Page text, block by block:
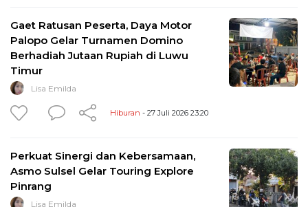
Gaet Ratusan Peserta, Daya Motor
Palopo Gelar Turnamen Domino
Berhadiah Jutaan Rupiah di Luwu
Timur
Lisa Emilda
Hiburan - 27 Juli 2026 23:20
Perkuat Sinergi dan Kebersamaan,
Asmo Sulsel Gelar Touring Explore
Pinrang
Lisa Emilda